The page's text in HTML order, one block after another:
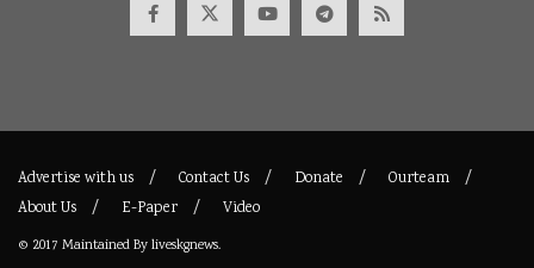
Advertise with us Contact Us Donate
Ourteam
About Us
E-Paper Video
© 2017 Maintained Byliveskgnews.